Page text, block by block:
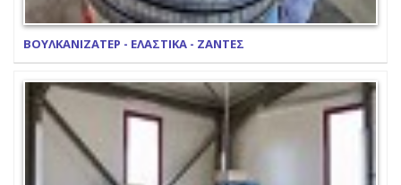
ΒΟΥΛΚΑΝΙΖΑΤΕΡ - ΕΛΑΣΤΙΚΑ - ΖΑΝΤΕΣ